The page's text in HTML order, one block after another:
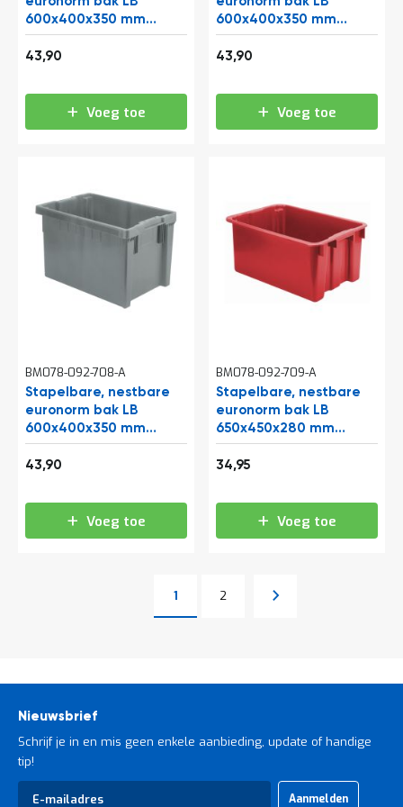
600x400x350 mm
(lxbxh) groen
43,90
Voeg toe
600x400x350 mm
(lxbxh) geel
43,90
Voeg toe
BM078-092-708-A
Stapelbare, nestbare
euronorm bak LB
600x400x350 mm
(lxbxh) grijs
43,90
Voeg toe
BM078-092-709-A
Stapelbare, nestbare
euronorm bak LB
650x450x280 mm
(lxbxh) rood
34,95
Voeg toe
Pagina
U lees momenteel pagina
1 Pagina
2 Pagina
Volgende
Nieuwsbrief
Schrijf je in en mis geen enkele aanbieding, update of handige
tip!
Abonneer
Aanmelden